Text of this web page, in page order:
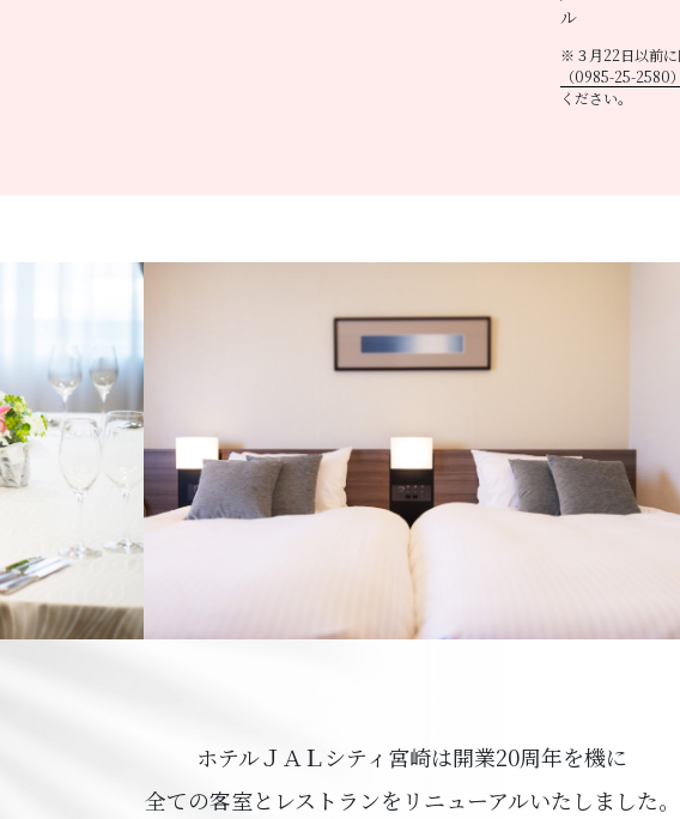
ル
※３月22日以前に
（0985-25-2580）
ください。
ホテルＪＡＬシティ宮崎は開業20周年を機に
全ての客室とレストランをリニューアルいたしました。